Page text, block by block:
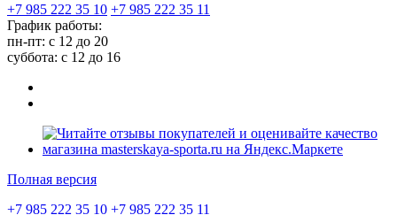
+7 985 222 35 10 +7 985 222 35 11
График работы:
пн-пт: с 12 до 20
суббота: c 12 до 16
Полная версия
+7 985 222 35 10 +7 985 222 35 11